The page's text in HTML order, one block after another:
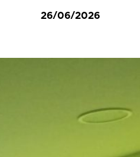
26/06/2026